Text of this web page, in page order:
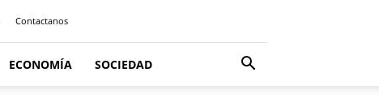
Contactanos
ECONOMÍA SOCIEDAD